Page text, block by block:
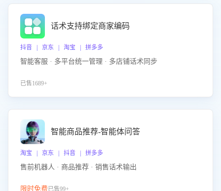
话术支持绑定商家编码
抖音 | 京东 | 淘宝 | 拼多多
智能客服 · 多平台统一管理 · 多店铺话术同步
已售1689+
智能商品推荐-智能体问答
淘宝 | 京东 | 抖音 | 拼多多
售前机器人 · 商品推荐 · 销售话术输出
限时免费已售99+